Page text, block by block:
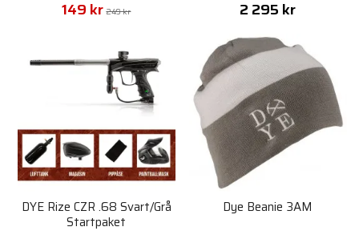
149 kr 249 kr 2 295 kr
DYE Rize CZR .68 Svart/Grå
Startpaket
Dye Beanie 3AM